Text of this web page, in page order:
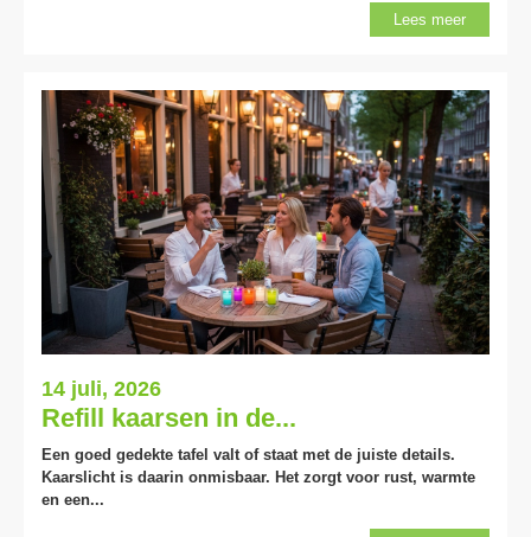
Lees meer
14 juli, 2026
Refill kaarsen in de...
Een goed gedekte tafel valt of staat met de juiste details.
Kaarslicht is daarin onmisbaar. Het zorgt voor rust, warmte
en een...